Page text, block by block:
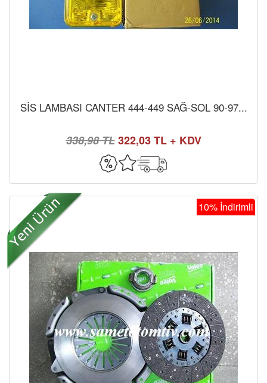
SİS LAMBASI CANTER 444-449 SAĞ-SOL 90-97...
338,98 TL322,03 TL + KDV
10% İndirimli